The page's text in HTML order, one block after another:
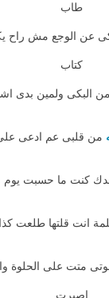
طاب
عن الوجع مش راح
كتاب
من البكى ولمين بدى
من قلبى عم ادعى
كنت ما حسبت
انت قلتها طلعت
متت على الحلوة
اصبرت